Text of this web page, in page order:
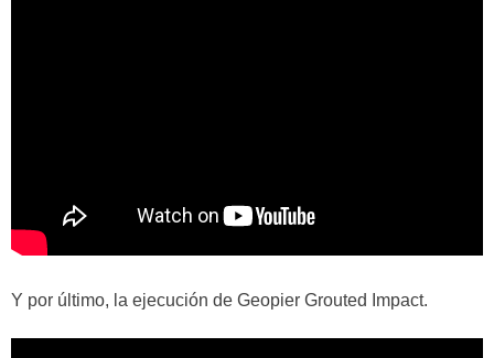
Y por último, la ejecución de Geopier Grouted Impact.